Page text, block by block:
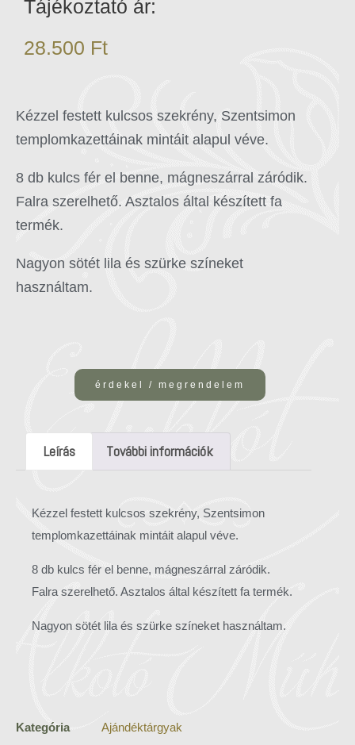
Tájékoztató ár:
28.500 Ft
Kézzel festett kulcsos szekrény, Szentsimon
templomkazettáinak mintáit alapul véve.
8 db kulcs fér el benne, mágneszárral záródik.
Falra szerelhető. Asztalos által készített fa
termék.
Nagyon sötét lila és szürke színeket
használtam.
érdekel / megrendelem
Leírás További információk
Kézzel festett kulcsos szekrény, Szentsimon
templomkazettáinak mintáit alapul véve.
8 db kulcs fér el benne, mágneszárral záródik.
Falra szerelhető. Asztalos által készített fa termék.
Nagyon sötét lila és szürke színeket használtam.
Kategória Ajándéktárgyak